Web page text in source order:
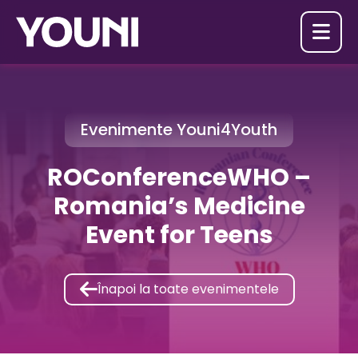

Evenimente Youni4Youth
ROConferenceWHO –
Romania’s Medicine
Event for Teens
Înapoi la toate evenimentele